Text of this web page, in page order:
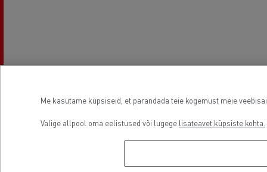
Me kasutame küpsiseid, et parandada teie kogemust meie
Valige allpool oma eelistused või lugege lisateavet küpsiste kohta.